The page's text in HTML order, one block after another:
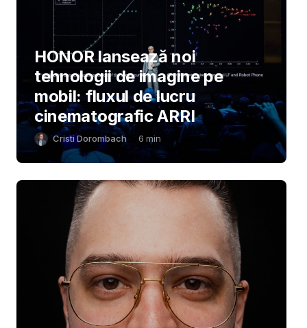
HONOR lansează noi
tehnologii de imagine pe
mobil: fluxul de lucru
cinematografic ARRI
Cristi Dorombach 6 min